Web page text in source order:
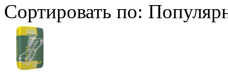
Сортировать по: